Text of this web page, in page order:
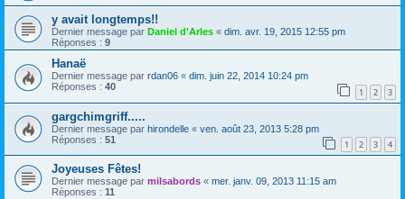
y avait longtemps!!
Dernier message par Daniel d'Arles « dim. avr. 19, 2015 12:55 pm
Réponses : 9
Hanaë
Dernier message par rdan06 « dim. juin 22, 2014 10:24 pm
Réponses : 40 1 2 3
gargchimgriff.....
Dernier message par hirondelle « ven. août 23, 2013 5:28 pm
Réponses : 51 1 2 3 4
Joyeuses Fêtes!
Dernier message par milsabords « mer. janv. 09, 2013 11:15 am
Réponses : 11